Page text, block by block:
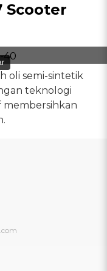
Scooter
oli semi-sintetik
teknologi
membersihkan